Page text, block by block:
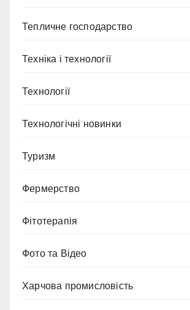
Тепличне господарство
Техніка і технології
Технології
Технологічні новинки
Туризм
Фермерство
Фітотерапія
Фото та Відео
Харчова промисловість